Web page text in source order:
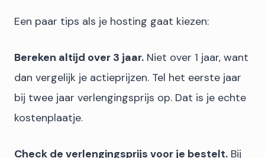
Een paar tips als je hosting gaat kiezen:
Bereken altijd over 3 jaar. Niet over 1 jaar, want
dan vergelijk je actieprijzen. Tel het eerste jaar
bij twee jaar verlengingsprijs op. Dat is je echte
kostenplaatje.
Check de verlengingsprijs voor je bestelt. Bij